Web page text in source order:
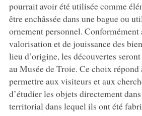
pourrait avoir été utilisée comme
être enchâssée dans une bague ou
ornement personnel.
valorisation et de jouissance des
lieu d’origine, les découvertes
au Musée de Troie. Ce choix répond
permettre aux visiteurs et aux
d’étudier les objets directement
territorial dans lequel ils ont été